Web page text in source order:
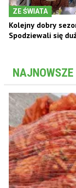
ZE ŚWIATA
Kolejny dobry
Spodziewali się